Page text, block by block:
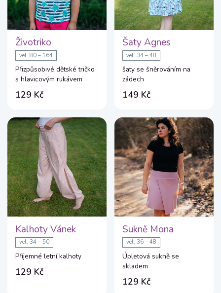
Životriko
vel. 80 – 164
Přizpůsobivé dětské tričko
s hlavicovým rukávem
129 Kč
Šaty Agnes
vel. 34 – 48
šaty se šněrováním na
zádech
149 Kč
Kalhoty Vánek
vel. 34 – 50
Příjemné letní kalhoty
129 Kč
Sukně Mona
vel. 36 – 48
Úpletová sukně se
skladem
129 Kč